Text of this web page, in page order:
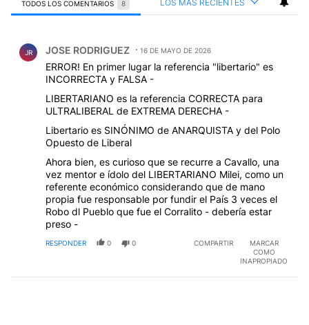
TODOS LOS COMENTARIOS 8 LOS MÁS RECIENTES
JR JOSE RODRIGUEZ 16 DE MAYO DE 2026
ERROR! En primer lugar la referencia "libertario" es
INCORRECTA y FALSA -
LIBERTARIANO es la referencia CORRECTA para
ULTRALIBERAL de EXTREMA DERECHA -
Libertario es SINÓNIMO de ANARQUISTA y del Polo
Opuesto de Liberal
Ahora bien, es curioso que se recurre a Cavallo, una
vez mentor e ídolo del LIBERTARIANO Milei, como un
referente económico considerando que de mano
propia fue responsable por fundir el País 3 veces el
Robo dl Pueblo que fue el Corralito - debería estar
preso -
RESPONDER 0 0 COMPARTIR
MARCAR
COMO
INAPROPIADO